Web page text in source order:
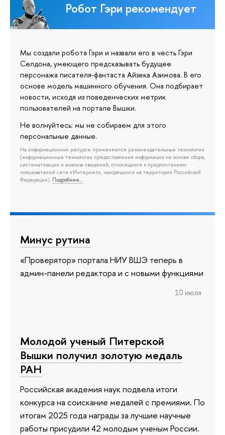
Робот Гэри рекомендует
Мы создали робота Гэри и назвали его в честь Гэри
Селдона, умеющего предсказывать будущее
персонажа писателя-фантаста Айзека Азимова. В его
основе модель машинного обучения. Она подбирает
новости, исходя из поведенческих метрик
пользователей на портале Вышки.
Не волнуйтесь: мы не собираем для этого
персональные данные.
На информационном ресурсе применяются рекомендательные технологии
(информационные технологии предоставления информации на основе сбора,
систематизации и анализа сведений, относящихся к предпочтениям
пользователей сети «Интернет», находящихся на территории Российской
Федерации). Подробнее…
Минус рутина
«Проверятор» портала НИУ ВШЭ теперь в
админ-панели редактора и с новыми функциями
10 июля
Молодой ученый Питерской
Вышки получил золотую медаль
РАН
Российская академия наук подвела итоги
конкурса на соискание медалей с премиями. По
итогам 2025 года награды за лучшие научные
работы присудили 42 молодым ученым России.